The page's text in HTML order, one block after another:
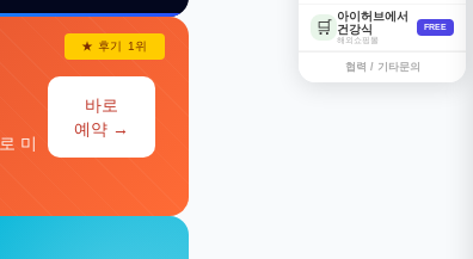
★ 후기 1위
미
바로
예약 →
🛒
아이허브에서
건강식
해외쇼핑몰
FREE
협력 / 기타문의